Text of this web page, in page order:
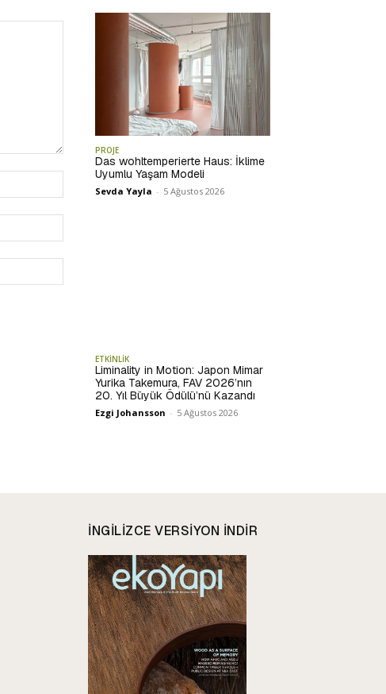
Posta:*
PROJE
Das wohltemperierte Haus: İklime
Uyumlu Yaşam Modeli
Sevda Yayla - 5 Ağustos 2026
ETKİNLİK
Liminality in Motion: Japon Mimar
Yurika Takemura, FAV 2026’nın
20. Yıl Büyük Ödülü’nü Kazandı
Ezgi Johansson - 5 Ağustos 2026
INGILIZCE VERSIYON INDIR